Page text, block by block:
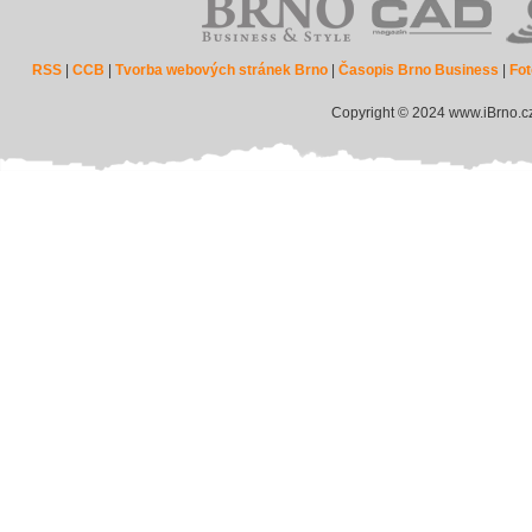
RSS |CCB |Tvorba webových stránek Brno |Časopis Brno Business
Copyright © 2024